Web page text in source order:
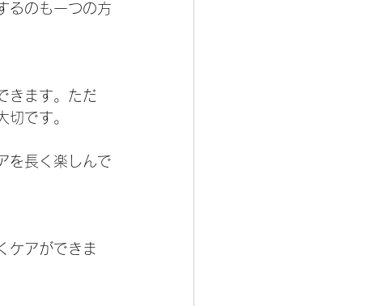
るのも一つの方
きます。ただ
です。
を長く楽しんで
ケアができま